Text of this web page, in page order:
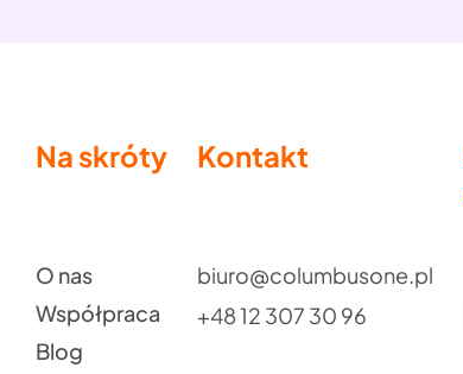
Na skróty
O nas
Współpraca
Blog
Kontakt
biuro@columbusone.pl
+48 12 307 30 96